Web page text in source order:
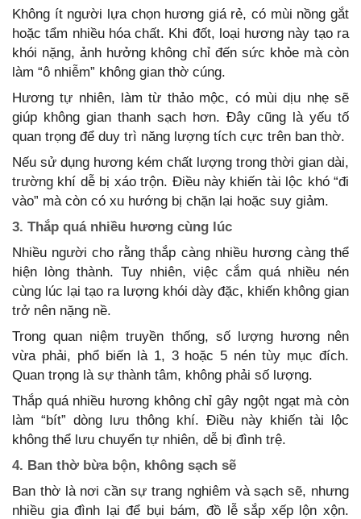
Không ít người lựa chọn hương giá rẻ, có mùi nồng gắt
hoặc tẩm nhiều hóa chất. Khi đốt, loại hương này tạo ra
khói nặng, ảnh hưởng không chỉ đến sức khỏe mà còn
làm “ô nhiễm” không gian thờ cúng.
Hương tự nhiên, làm từ thảo mộc, có mùi dịu nhẹ sẽ
giúp không gian thanh sạch hơn. Đây cũng là yếu tố
quan trọng để duy trì năng lượng tích cực trên ban thờ.
Nếu sử dụng hương kém chất lượng trong thời gian dài,
trường khí dễ bị xáo trộn. Điều này khiến tài lộc khó “đi
vào” mà còn có xu hướng bị chặn lại hoặc suy giảm.
3. Thắp quá nhiều hương cùng lúc
Nhiều người cho rằng thắp càng nhiều hương càng thể
hiện lòng thành. Tuy nhiên, việc cắm quá nhiều nén
cùng lúc lại tạo ra lượng khói dày đặc, khiến không gian
trở nên nặng nề.
Trong quan niệm truyền thống, số lượng hương nên
vừa phải, phổ biến là 1, 3 hoặc 5 nén tùy mục đích.
Quan trọng là sự thành tâm, không phải số lượng.
Thắp quá nhiều hương không chỉ gây ngột ngạt mà còn
làm “bít” dòng lưu thông khí. Điều này khiến tài lộc
không thể lưu chuyển tự nhiên, dễ bị đình trệ.
4. Ban thờ bừa bộn, không sạch sẽ
Ban thờ là nơi cần sự trang nghiêm và sạch sẽ, nhưng
nhiều gia đình lại để bụi bám, đồ lễ sắp xếp lộn xộn.